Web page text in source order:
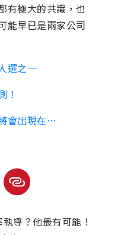
有極大的共識，也
能早已是兩家公司
選之一
！
會出現在…
導？他最有可能！